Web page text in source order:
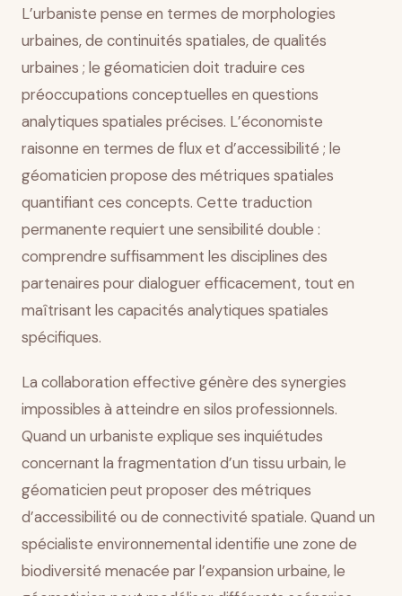
L’urbaniste pense en termes de morphologies
urbaines, de continuités spatiales, de qualités
urbaines ; le géomaticien doit traduire ces
préoccupations conceptuelles en questions
analytiques spatiales précises. L’économiste
raisonne en termes de flux et d’accessibilité ; le
géomaticien propose des métriques spatiales
quantifiant ces concepts. Cette traduction
permanente requiert une sensibilité double :
comprendre suffisamment les disciplines des
partenaires pour dialoguer efficacement, tout en
maîtrisant les capacités analytiques spatiales
spécifiques.
La collaboration effective génère des synergies
impossibles à atteindre en silos professionnels.
Quand un urbaniste explique ses inquiétudes
concernant la fragmentation d’un tissu urbain, le
géomaticien peut proposer des métriques
d’accessibilité ou de connectivité spatiale. Quand un
spécialiste environnemental identifie une zone de
biodiversité menacée par l’expansion urbaine, le